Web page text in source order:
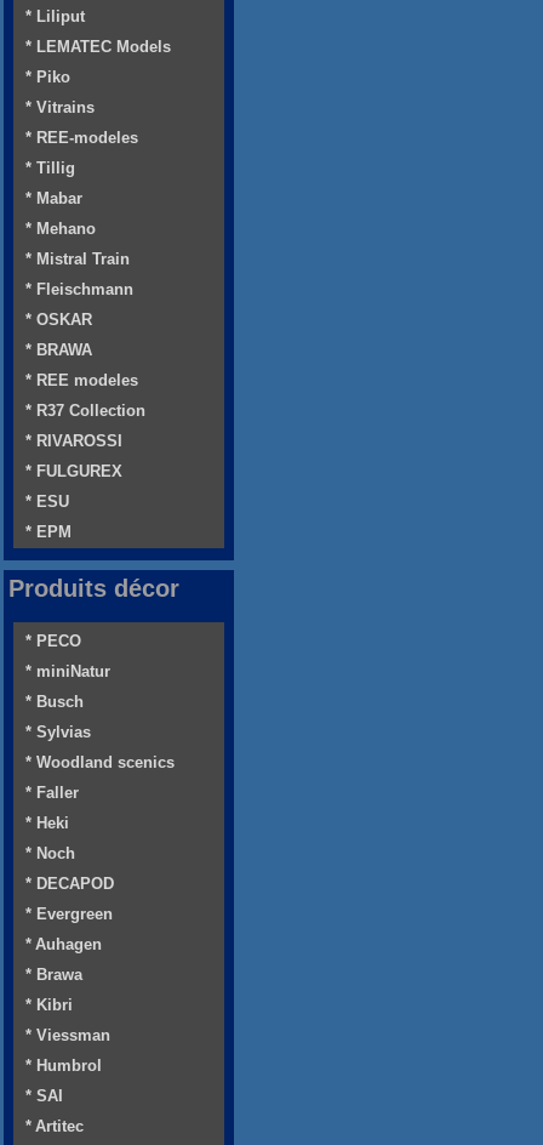
* Liliput
* LEMATEC Models
* Piko
* Vitrains
* REE-modeles
* Tillig
* Mabar
* Mehano
* Mistral Train
* Fleischmann
* OSKAR
* BRAWA
* REE modeles
* R37 Collection
* RIVAROSSI
* FULGUREX
* ESU
* EPM
Produits décor
* PECO
* miniNatur
* Busch
* Sylvias
* Woodland scenics
* Faller
* Heki
* Noch
* DECAPOD
* Evergreen
* Auhagen
* Brawa
* Kibri
* Viessman
* Humbrol
* SAI
* Artitec